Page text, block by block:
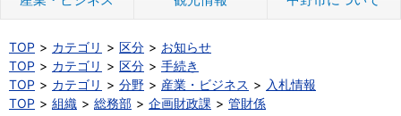
TOP カテゴリ 区分
お知らせ
TOP
カテゴリ 区分
手続き
TOP
カテゴリ 分野 産業・ビジネス
入札情報
TOP
組織 総務部 企画財政課 管財係